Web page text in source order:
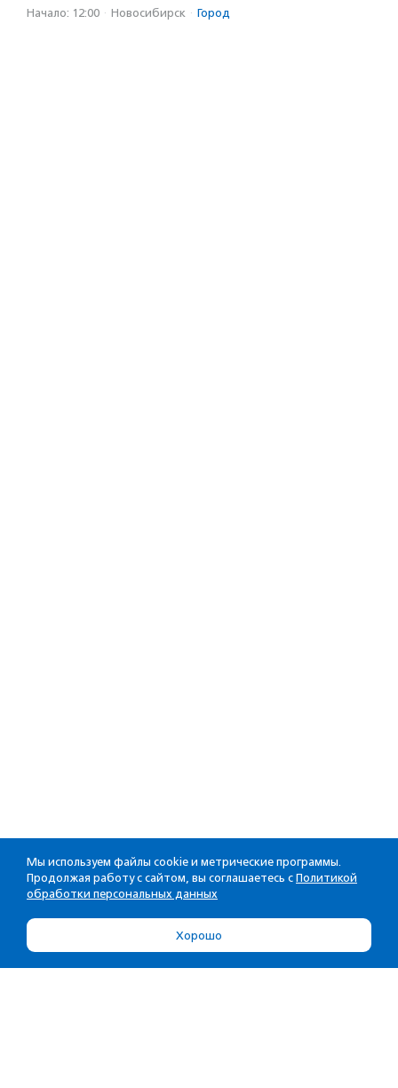
Начало: 12:00 · Новосибирск · Город
Мы используем файлы cookie и метрические программы.
Продолжая работу с сайтом, вы соглашаетесь с Политикой
обработки персональных данных
Хорошо